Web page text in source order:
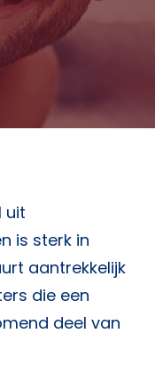
uit
is sterk in
aantrekkelijk
die een
deel van